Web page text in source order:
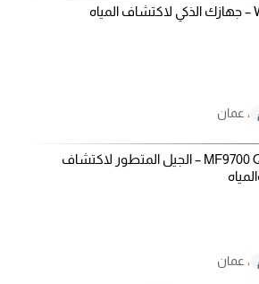
???? WF303GH – جهازك الذكي لاكتشاف المياه
، عمان
???? MF9700 QUINARY – الجيل المتطور لاكتشاف
، عمان